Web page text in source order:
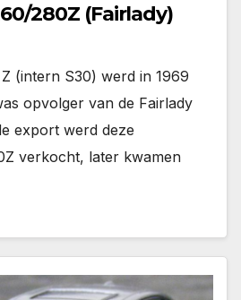
280Z (Fairlady)
(intern S30) werd in 1969
opvolger van de Fairlady
export werd deze
verkocht, later kwamen